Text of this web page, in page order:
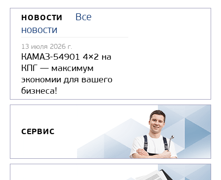
НОВОСТИ
Все
новости
13 июля 2026 г.
КАМАЗ-54901 4×2 на
КПГ — максимум
экономии для вашего
бизнеса!
СЕРВИС